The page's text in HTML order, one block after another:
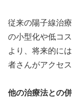
従来の陽子線治
の小型化や低コ
より、将来的に
者さんがアクセ
他の治療法との